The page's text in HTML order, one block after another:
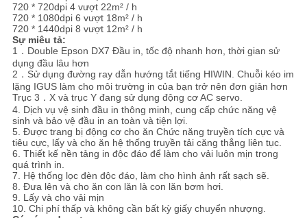
720 * 720dpi 4 vượt 22m² / h
720 * 1080dpi 6 vượt 18m² / h
720 * 1440dpi 8 vượt 12m² / h
Sự miêu tả:
1．Double Epson DX7 Đầu in, tốc độ nhanh hơn, thời gian sử
dụng đầu lâu hơn
2．Sử dụng đường ray dẫn hướng tắt tiếng HIWIN. Chuỗi kéo im
lặng IGUS làm cho môi trường in của bạn trở nên đơn giản hơn
Trục 3．X và trục Y đang sử dụng động cơ AC servo.
4. Dịch vụ vệ sinh đầu in thông minh, cung cấp chức năng vệ
sinh và bảo vệ đầu in an toàn và tiện lợi.
5. Được trang bị động cơ cho ăn Chức năng truyền tích cực và
tiêu cực, lấy và cho ăn hệ thống truyền tải căng thẳng liên tục.
6. Thiết kế nền tảng in độc đáo để làm cho vải luôn mịn trong
quá trình in.
7. Hệ thống lọc đèn độc đáo, làm cho hình ảnh rất sạch sẽ.
8. Đưa lên và cho ăn con lăn là con lăn bơm hơi.
9. Lấy và cho vải mịn
10. Chi phí thấp và không cần bất kỳ giấy chuyển nhượng.